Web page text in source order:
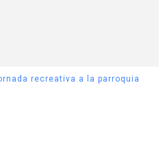
recreativa a la parroquia